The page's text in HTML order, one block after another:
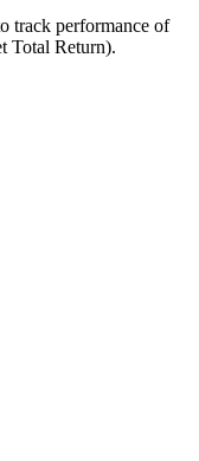
track performance of
Total Return).